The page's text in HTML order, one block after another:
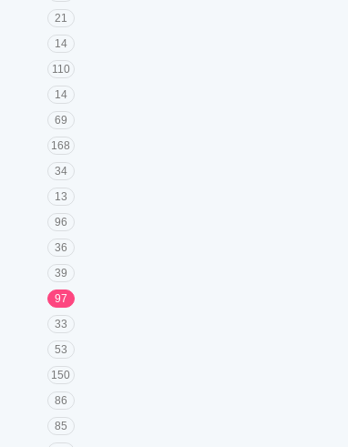
21
14
110
14
69
168
34
13
96
36
39
97
33
53
150
86
85